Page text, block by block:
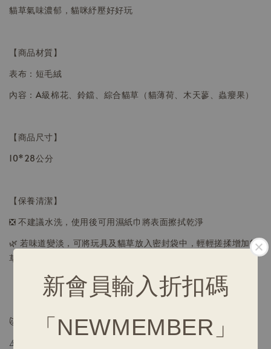
新會員輸入折扣碼
「NEWMEMBER」
貓草氣味濃郁，貓咪紓壓好好玩
【商品材質】
表布：短毛絨
內容：A級棉花、鈴鐺、綜合貓草（貓薄荷、木天蓼、蟲癭果）
【商品尺寸】
10*28公分
【保養清潔】
❎ 不建議水洗，使用後可用濕紙巾將表面擦拭乾淨
🌿若味道變淡，可將玩具及貓草放入密封袋中，輕輕搓揉增加貓
草香氣
【注意事項】
🐱 幼貓、老貓及部分貓咪可能對貓草沒有反應
⚠️